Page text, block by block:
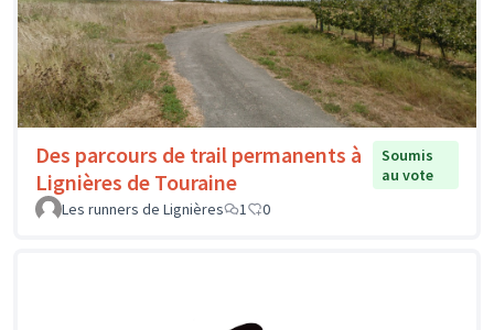
Des parcours de trail permanents à
Lignières de Touraine
Soumis
au vote
Les runners de Lignières
1 0